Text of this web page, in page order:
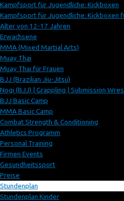
Kampfsport für Jugendliche: Kickboxen
Kampfsport für Jugendliche: Kickboxen
Alter von 12-17 Jahren
Erwachsene
MMA (Mixed Martial Arts)
Muay Thai
Muay Thai für Frauen
BJJ (Brazilian Jiu-Jitsu)
Nogi (BJJ) | Grappling | Submission
BJJ Basic Camp
MMA Basic Camp
Combat Strength & Conditioning
Athletics Programm
Personal Training
Firmen Events
Gesundheitssport
Preise
Stundenplan
Stundenplan Kinder